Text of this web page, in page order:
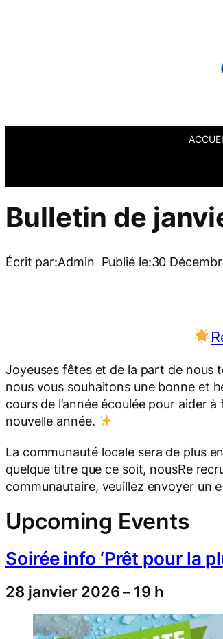
Bulletin de
Écrit par:Admin Publié le:30
Joyeuses fêtes et de la part de nous
nous vous souhaitons une bonne et
cours de l’année écoulée pour aider
nouvelle année.
La communauté locale sera de plus
quelque titre que ce soit, nousRe
communautaire, veuillez envoyer un
Upcoming Events
Soirée info ‘Prêt pour la
28 janvier 2026 – 19 h